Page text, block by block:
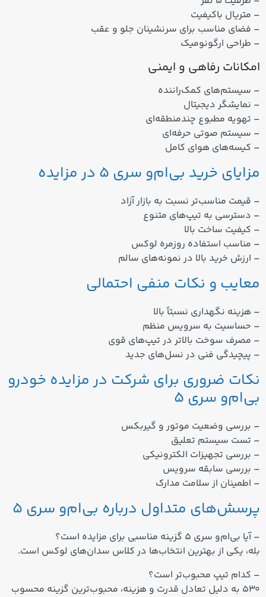
– متریال باکیفیت
– فضای مناسب برای سرنشینان جلو و عقب
– طراحی ارگونومیک
امکانات رفاهی و ایمنی
– سیستم‌های کمک‌راننده
– نمایشگر دیجیتال
– تهویه مطبوع چندمنطقه‌ای
– سیستم صوتی حرفه‌ای
– کیسه‌های هوای کامل
مزایای خرید بی‌ام‌و سری 5 در مزایده
– قیمت مناسب‌تر نسبت به بازار آزاد
– دسترسی به تیپ‌های متنوع
– کیفیت ساخت بالا
– مناسب استفاده روزمره لوکس
– ارزش خرید بالا در نمونه‌های سالم
معایب و نکات منفی احتمالی
– هزینه نگهداری نسبتاً بالا
– حساسیت به سرویس منظم
– مصرف سوخت بالاتر در تیپ‌های قوی
– پیچیدگی فنی در نسل‌های جدید
نکات ضروری برای شرکت در مزایده خودرو
بی‌ام‌و سری 5
– بررسی وضعیت موتور و گیربکس
– تست سیستم تعلیق
– بررسی تجهیزات الکترونیکی
– بررسی سابقه سرویس
– اطمینان از سلامت مدارک
پرسش‌های متداول درباره بی‌ام‌و سری 5
– آیا بی‌ام‌و سری 5 گزینه مناسبی برای مزایده است؟
بله، یکی از بهترین انتخاب‌ها در کلاس سدان‌های لوکس است.
– کدام تیپ محبوب‌تر است؟
530 به دلیل تعادل قدرت و هزینه، محبوب‌ترین گزینه محسوب